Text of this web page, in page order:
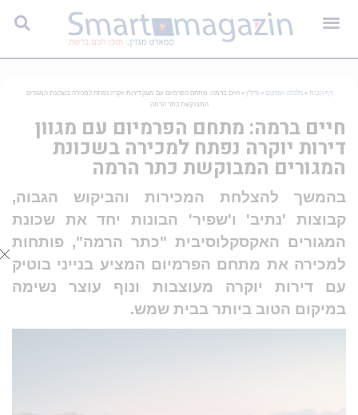
דף הבית »כלכלה ועסקים »נדל"ן »חיים ברמה: מתחם הפרמיום עם מגוון דירות יוקרה נפתח למכירה בשכונת המגורים
המבוקשת כתר הרמה
חיים ברמה: מתחם הפרמיום עם מגוון
דירות יוקרה נפתח למכירה בשכונת
המגורים המבוקשת כתר הרמה
בהמשך להצלחת המכירות והביקוש הגבוה,
קבוצות 'נתיב' ו'שפיר' הבונות יחד את שכונת
המגורים האקסקלוסיבית "כתר הרמה", פותחות
למכירה את מתחם הפרמיום המציע בנייני בוטיק
עם דירות יוקרה מעוצבות ונוף עוצר נשימה
במיקום הטוב ביותר בבית שמש.